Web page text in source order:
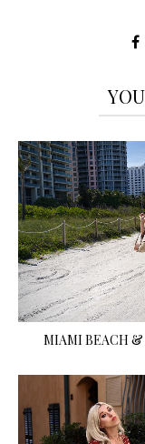
MIAMI BEACH &